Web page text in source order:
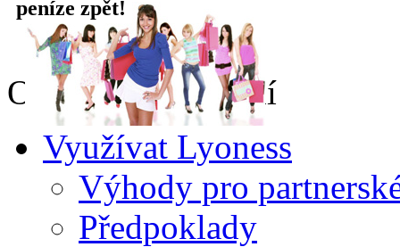
peníze zpět!
Online nakupování
Využívat Lyoness
Výhody pro
Předpoklady